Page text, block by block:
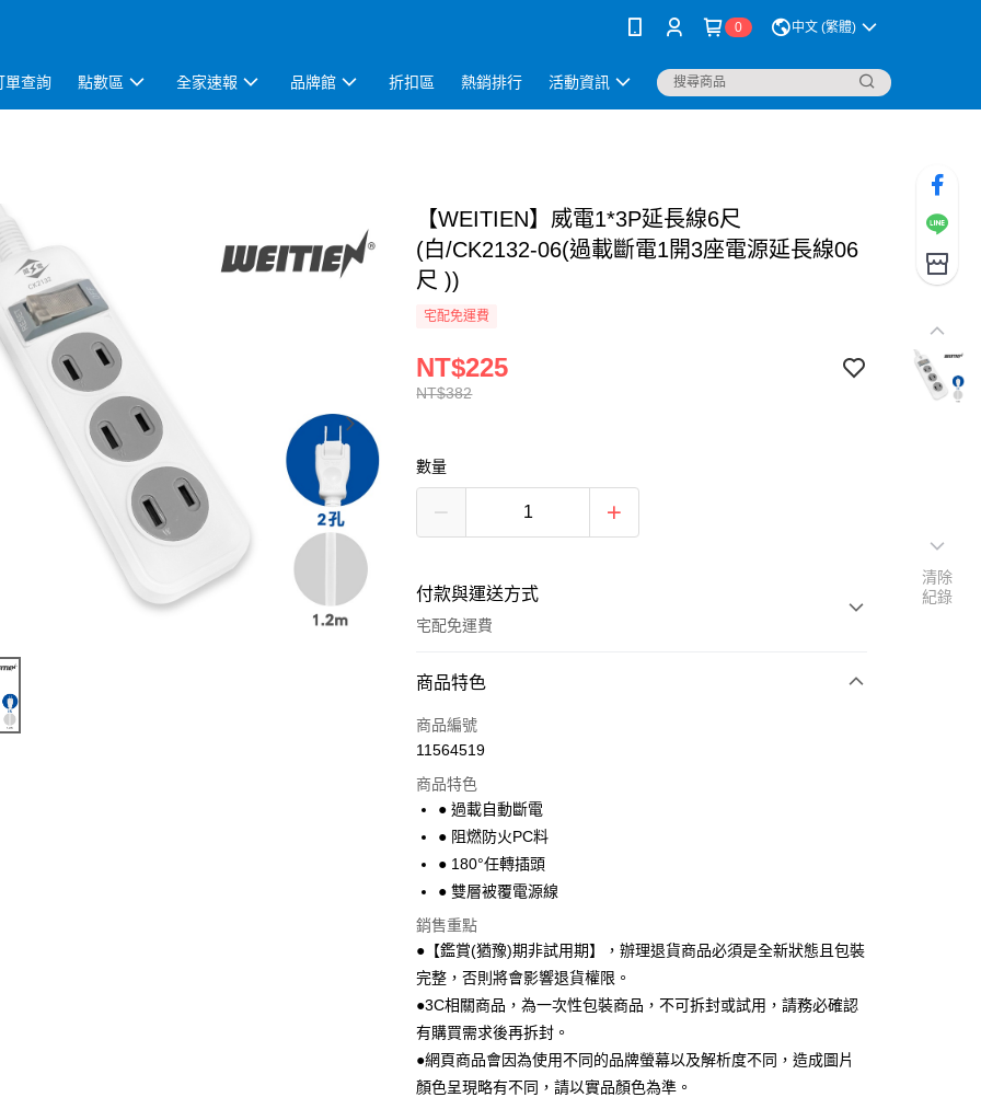
0 中文 (繁體)
單查詢 點數區 全家速報 品牌館 折扣區 熱銷排行 活動資訊
【WEITIEN】威電1*3P延長線6尺
(白/CK2132-06(過載斷電1開3座電源延長線06
尺 ))
宅配免運費
NT$382
NT$225
數量
付款與運送方式
宅配免運費
付款方式
全家線上支付
運送方式
本島宅配-活動商品
免運費
離島宅配-常溫商品
免運費
商品特色
商品編號
11564519
商品特色
● 過載自動斷電
● 阻燃防火PC料
● 180°任轉插頭
● 雙層被覆電源線
銷售重點
●【鑑賞(猶豫)期非試用期】，辦理退貨商品必須是全新狀態且包裝
完整，否則將會影響退貨權限。
●3C相關商品，為一次性包裝商品，不可拆封或試用，請務必確認
有購買需求後再拆封。
●網頁商品會因為使用不同的品牌螢幕以及解析度不同，造成圖片
顏色呈現略有不同，請以實品顏色為準。
清除
紀錄